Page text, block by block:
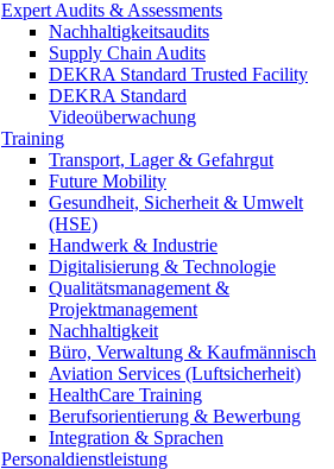
Expert Audits & Assessments
Nachhaltigkeitsaudits
Supply Chain Audits
DEKRA Standard Trusted Facility
DEKRA Standard
Videoüberwachung
Training
Transport, Lager & Gefahrgut
Future Mobility
Gesundheit, Sicherheit & Umwelt
(HSE)
Handwerk & Industrie
Digitalisierung & Technologie
Qualitätsmanagement &
Projektmanagement
Nachhaltigkeit
Büro, Verwaltung & Kaufmännisch
Aviation Services (Luftsicherheit)
HealthCare Training
Berufsorientierung & Bewerbung
Integration & Sprachen
Personaldienstleistung